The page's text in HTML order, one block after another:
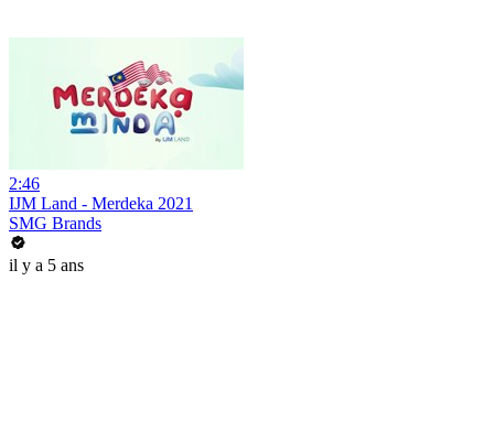
2:46
IJM Land - Merdeka 2021
SMG Brands
il y a 5 ans